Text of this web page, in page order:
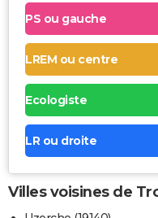
PS ou gauche
LREM ou centre
Ecologiste
LR ou droite
Villes voisines de